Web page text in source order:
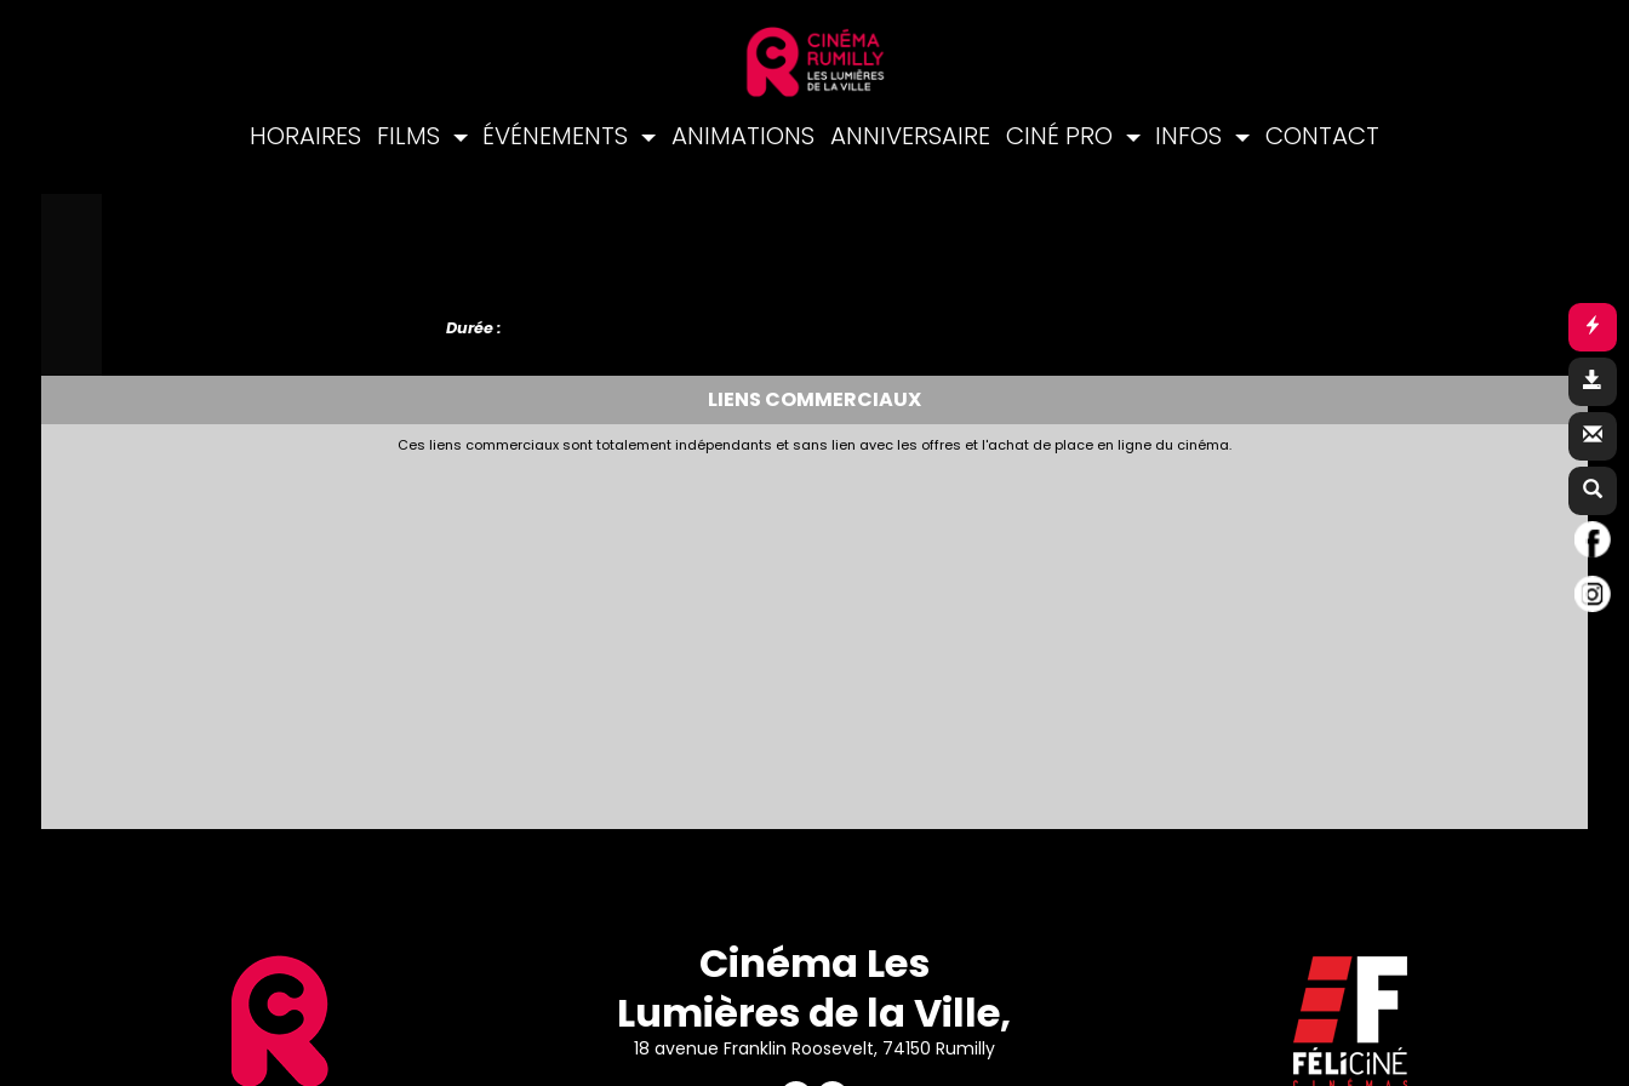
HORAIRES FILMS ÉVÉNEMENTS ANIMATIONS ANNIVERSAIRE CINÉ PRO INFOS CONTACT
Durée :
LIENS COMMERCIAUX
Ces liens commerciaux sont totalement indépendants et sans lien avec les offres et l'achat de place en ligne du cinéma.
Cinéma Les
Lumières de la Ville,
18 avenue Franklin Roosevelt, 74150 Rumilly